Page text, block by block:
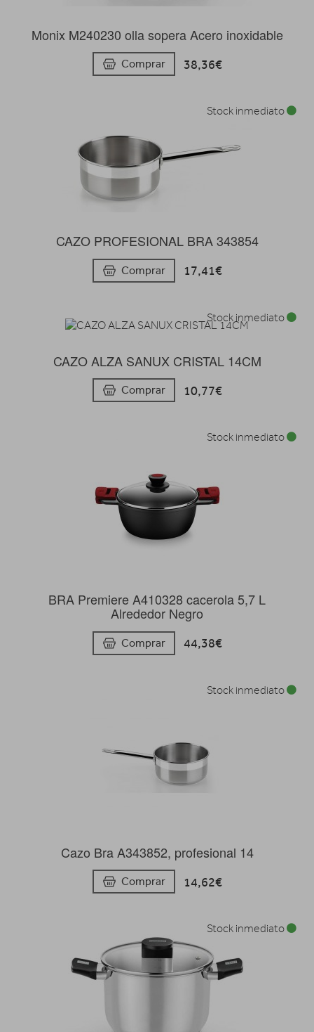
Monix M240230 olla sopera Acero inoxidable
Comprar 38,36€
CAZO PROFESIONAL BRA 343854
Comprar 17,41€
Stock inmediato
CAZO ALZA SANUX CRISTAL 14CM
Comprar 10,77€
Stock inmediato
BRA Premiere A410328 cacerola 5,7 L
Alrededor Negro
Comprar 44,38€
Stock inmediato
Cazo Bra A343852, profesional 14
Comprar 14,62€
Stock inmediato
Stock inmediato